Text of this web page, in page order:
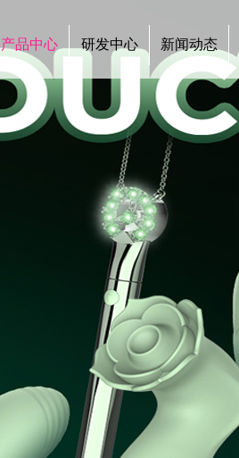
产品中心 研发中心 新闻动态